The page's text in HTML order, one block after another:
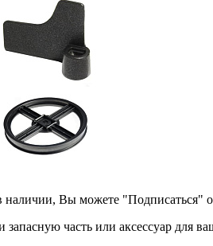
наличии, Вы можете "Подписаться"
часть или аксессуар для